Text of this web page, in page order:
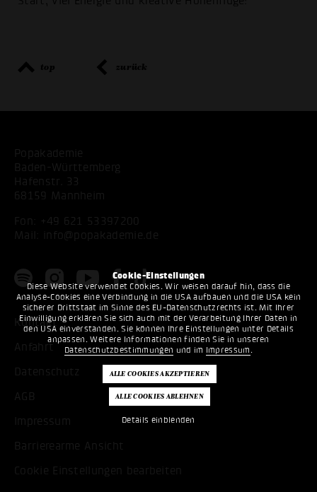
Cookie-Einstellungen
Diese Website verwendet Cookies. Wir weisen darauf hin, dass die
Analyse-Cookies eine Verbindung in die USA aufbauen und die USA kein
sicherer Drittstaat im Sinne des EU-Datenschutzrechts ist. Mit Ihrer
Einwilligung erklären Sie sich auch mit der Verarbeitung Ihrer Daten in
den USA einverstanden. Sie können Ihre Einstellungen unter Details
anpassen. Weitere Informationen finden Sie in unseren
Datenschutzbestimmungen und im Impressum .
Details einblenden
top zurück
Popakademie
Baden-Württemberg
Hafenstr. 33
68159 Mannheim
Fon:
+49 621 53397200
Mail:
info@popakademie.de
Kontakt
Anfahrt
Datenschutz
AGB
Impressum
Barrierearme Ansicht
Cookie Einstellungen bearbeiten